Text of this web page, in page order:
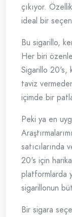
çıkıyor.
ideal bir
Bu sigarillo,
Her biri
Sigarillo 20's,
taviz
içimde bir
Peki ya en
satıcılarında
20's için
platformlarda
sigarillonun
Bir sigara